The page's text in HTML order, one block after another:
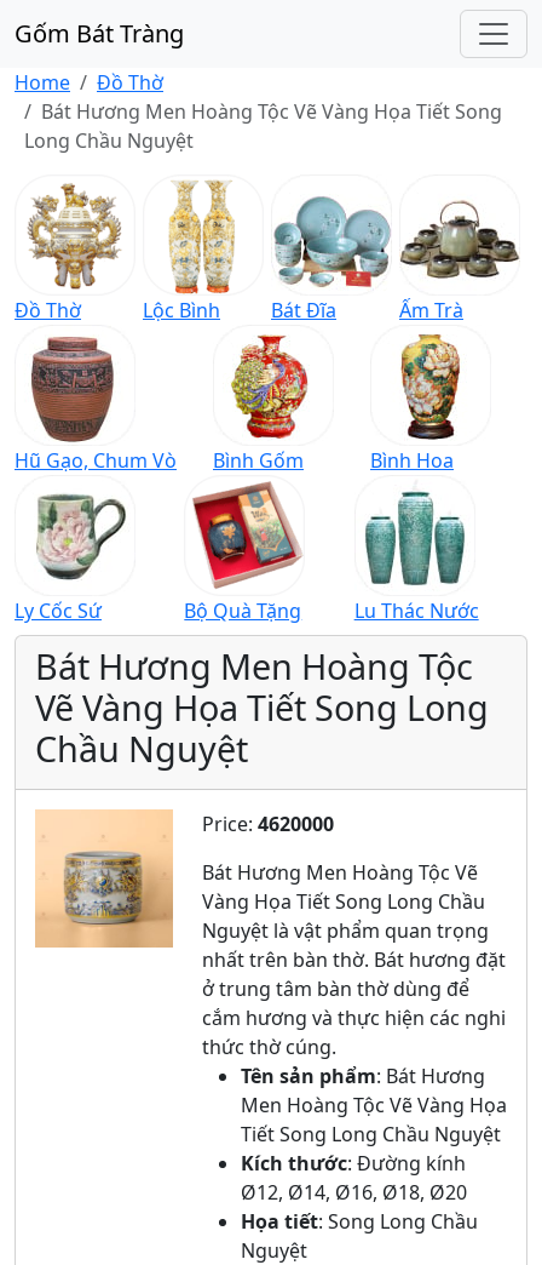
Gốm Bát Tràng
Home
Đồ Thờ
Bát Hương Men Hoàng Tộc Vẽ Vàng Họa Tiết Song
Long Chầu Nguyệt
Đồ Thờ Lộc Bình Bát Đĩa Ấm Trà
Hũ Gạo, Chum Vò Bình Gốm Bình Hoa
Ly Cốc Sứ Bộ Quà Tặng Lu Thác Nước
Bát Hương Men Hoàng Tộc
Vẽ Vàng Họa Tiết Song Long
Chầu Nguyệt
Price: 4620000
Bát Hương Men Hoàng Tộc Vẽ
Vàng Họa Tiết Song Long Chầu
Nguyệt là vật phẩm quan trọng
nhất trên bàn thờ. Bát hương đặt
ở trung tâm bàn thờ dùng để
cắm hương và thực hiện các nghi
thức thờ cúng.
Tên sản phẩm: Bát Hương
Men Hoàng Tộc Vẽ Vàng Họa
Tiết Song Long Chầu Nguyệt
Kích thước: Đường kính
Ø12, Ø14, Ø16, Ø18, Ø20
Họa tiết: Song Long Chầu
Nguyệt